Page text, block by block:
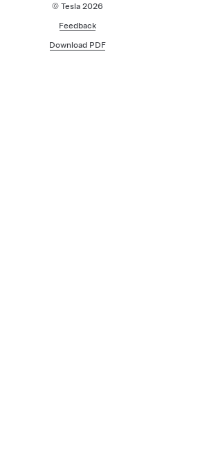
© Tesla 2026
Feedback
Download PDF